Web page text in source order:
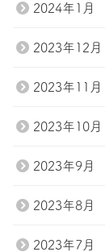
2024年1月
2023年12月
2023年11月
2023年10月
2023年9月
2023年8月
2023年7月